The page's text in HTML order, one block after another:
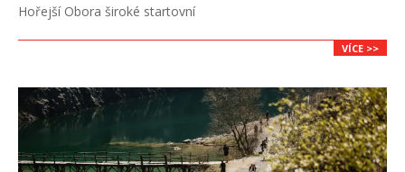
Hořejší Obora široké startovní
VÍCE >>